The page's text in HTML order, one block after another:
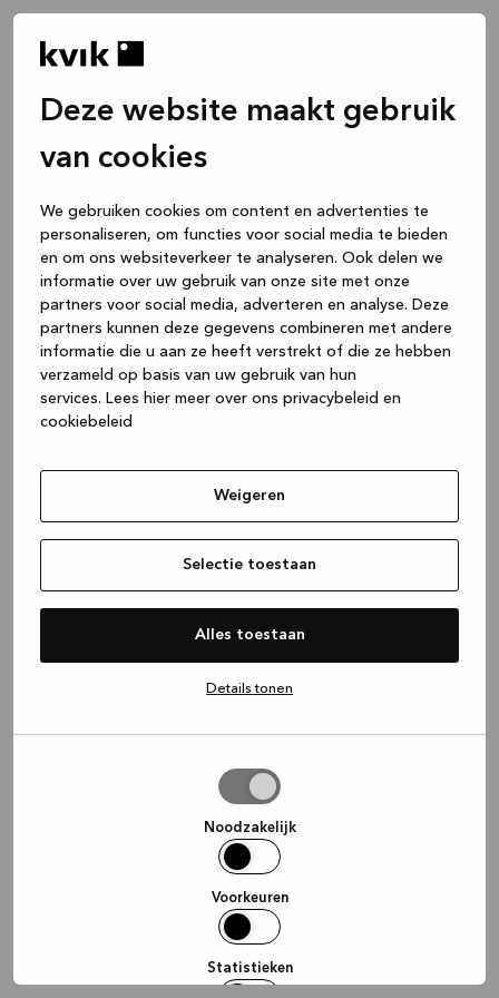
Deze website maakt gebruik
van cookies
We gebruiken cookies om content en advertenties te
personaliseren, om functies voor social media te bieden
en om ons websiteverkeer te analyseren. Ook delen we
informatie over uw gebruik van onze site met onze
partners voor social media, adverteren en analyse. Deze
partners kunnen deze gegevens combineren met andere
informatie die u aan ze heeft verstrekt of die ze hebben
verzameld op basis van uw gebruik van hun
services. Lees hier meer over ons privacybeleid en
cookiebeleid
Weigeren
Selectie toestaan
Alles toestaan
Details tonen
Noodzakelijk
Voorkeuren
Statistieken
(see the browser console for more
information).